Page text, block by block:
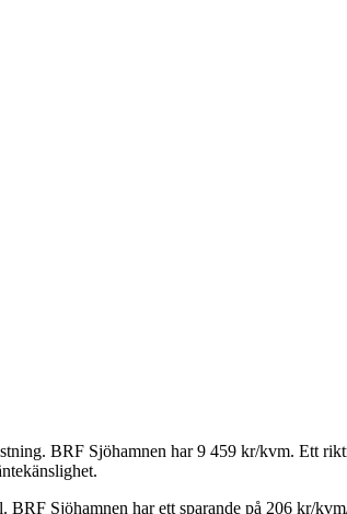
BRF Sjöhamnen har 9 459 kr/kvm. Ett
BRF Sjöhamnen har ett sparande på 206 kr/